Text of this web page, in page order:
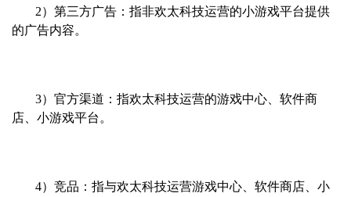
2）第三方广告：指非欢太科技运营的小游戏平台提供
的广告内容。
3）官方渠道：指欢太科技运营的游戏中心、软件商
店、小游戏平台。
4）竞品：指与欢太科技运营游戏中心、软件商店、小